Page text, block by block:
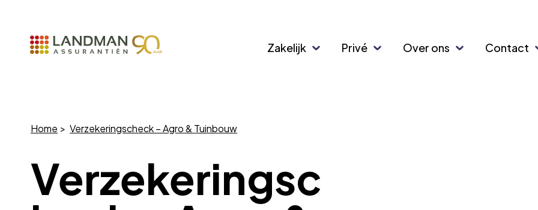
Zakelijk Privé Over ons Contact
Home Verzekeringscheck – Agro & Tuinbouw
Verzekeringsc